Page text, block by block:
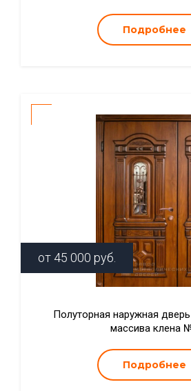
Подробнее
от 45 000 руб.
Полуторная наружная
массива клена
Подробнее